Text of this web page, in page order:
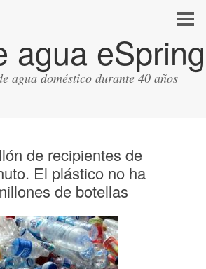
agua eSpring
agua doméstico durante 40 años
de recipientes de
El plástico no ha
de botellas